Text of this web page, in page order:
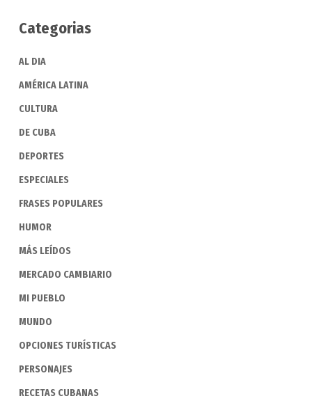
Categorias
AL DIA
AMÉRICA LATINA
CULTURA
DE CUBA
DEPORTES
ESPECIALES
FRASES POPULARES
HUMOR
MÁS LEÍDOS
MERCADO CAMBIARIO
MI PUEBLO
MUNDO
OPCIONES TURÍSTICAS
PERSONAJES
RECETAS CUBANAS